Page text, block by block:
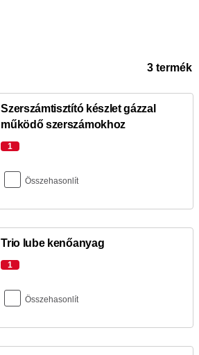
3 termék
Szerszámtisztító készlet gázzal
működő szerszámokhoz
1
Összehasonlít
Trio lube kenőanyag
1
Összehasonlít